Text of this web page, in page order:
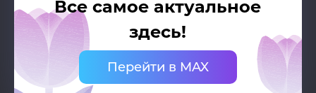
Все самое актуальное
здесь!
Перейти в MAX